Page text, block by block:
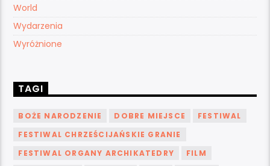
World
Wydarzenia
Wyróżnione
TAGI
BOŻE NARODZENIE DOBRE MIEJSCE
FESTIWAL
FESTIWAL CHRZEŚCIJAŃSKIE GRANIE
FESTIWAL ORGANY ARCHIKATEDRY
FILM